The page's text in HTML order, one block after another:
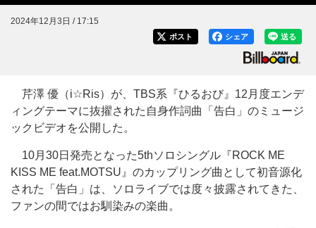
2024年12月3日 / 17:15
送る
シェア
ポスト
芹澤 優（i☆Ris）が、TBS系『ひるおび』12月度エンデ
ィングテーマに抜擢された自身作詞曲「告白」のミュージ
ックビデオを公開した。
10月30日発売となった5thソロシングル『ROCK ME
KISS ME feat.MOTSU』のカップリング曲として初音源化
された「告白」は、ソロライブでは度々披露されてきた、
ファンの間ではお馴染みの楽曲。